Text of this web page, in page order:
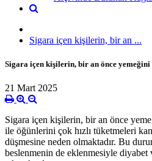
Sigara içen kişilerin, bir an ...
Sigara içen kişilerin, bir an önce
21 Mart 2025
Sigara içen kişilerin, bir an önce
ile öğünlerini çok hızlı tüketmeleri
düşmesine neden olmaktadır. Bu
beslenmenin de eklenmesiyle diyabet